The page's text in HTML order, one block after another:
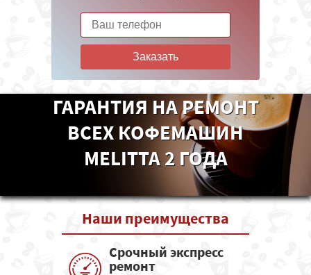
Заказать
ГАРАНТИЯ НА РЕМОНТ
ВСЕХ КОФЕМАШИН
MELITTA 2 ГОДА
Наши преимущества
Срочный экспресс
ремонт